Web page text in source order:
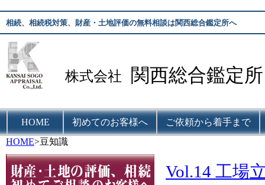
相続、相続税対策、財産・土地評価の無料相談は関西総合鑑定所へ
株式会社 関西総合鑑定所
HOME 初めてのお客様へ
ご依頼から着手まで
HOME>豆知識
Vol.14 工場